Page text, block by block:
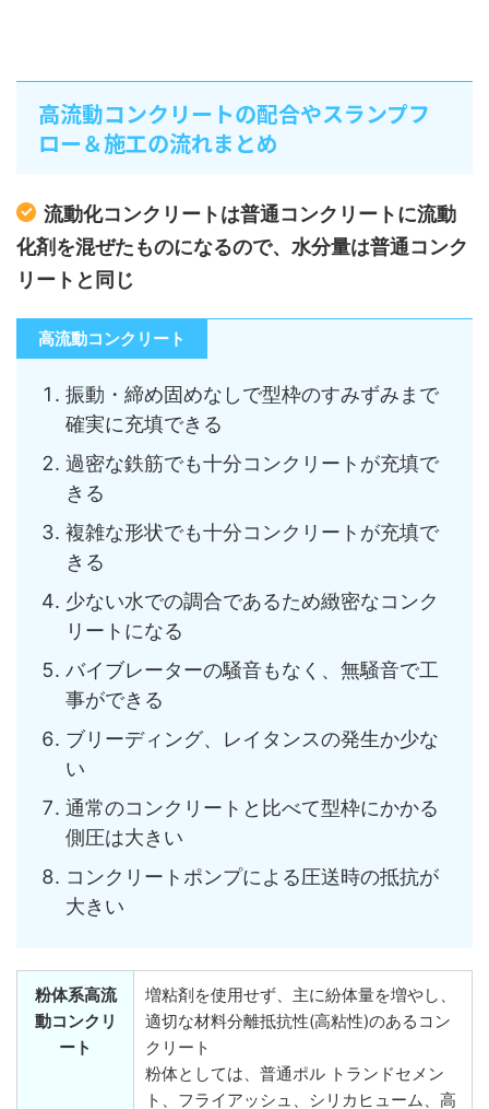
高流動コンクリートの配合やスランプフ
ロー＆施工の流れまとめ
流動化コンクリートは普通コンクリートに流動
化剤を混ぜたものになるので、水分量は普通コンク
リートと同じ
高流動コンクリート
振動・締め固めなしで型枠のすみずみまで
確実に充填できる
過密な鉄筋でも十分コンクリートが充填で
きる
複雑な形状でも十分コンクリートが充填で
きる
少ない水での調合であるため緻密なコンク
リートになる
バイブレーターの騒音もなく、無騒音で工
事ができる
ブリーディング、レイタンスの発生か少な
い
通常のコンクリートと比べて型枠にかかる
側圧は大きい
コンクリートポンプによる圧送時の抵抗が
大きい
粉体系高流
動コンクリ
ート
増粘剤を使用せず、主に紛体量を増やし、
適切な材料分離抵抗性(高粘性)のあるコン
クリート
粉体としては、普通ポル トランドセメン
ト、フライアッシュ、シリカヒューム、高